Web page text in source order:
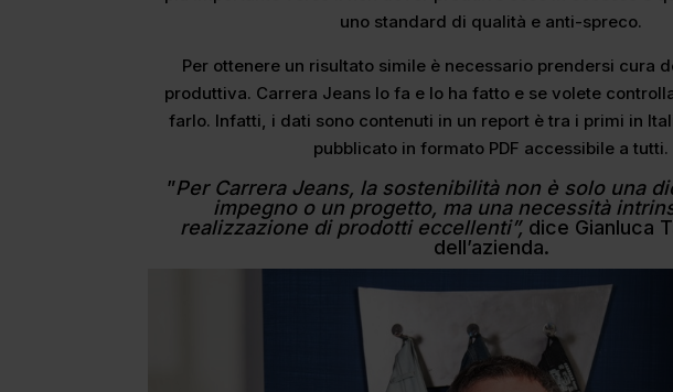
uno standard di qualità e anti-spreco.
Per ottenere un risultato simile è necessario prendersi cura
produttiva. Carrera Jeans lo fa e lo ha fatto e se volete
farlo. Infatti, i dati sono contenuti in un report è tra i primi in
pubblicato in formato PDF accessibile a tutti.
”Per Carrera Jeans, la sostenibilità non è solo una
impegno o un progetto, ma una necessità
realizzazione di prodotti eccellenti”, dice Gianluca
dell’azienda.